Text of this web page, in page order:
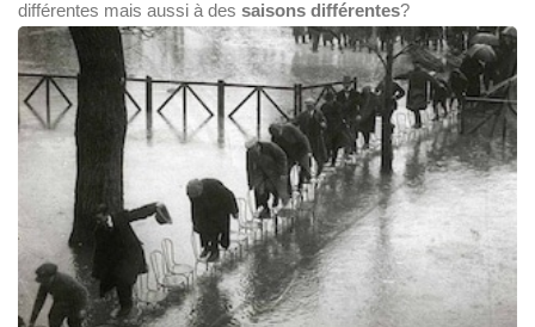
différentes mais aussi à des saisons différentes?